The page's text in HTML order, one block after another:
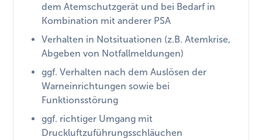
dem Atemschutzgerät und bei Bedarf in
Kombination mit anderer PSA
Verhalten in Notsituationen (z.B. Atemkrise,
Abgeben von Notfallmeldungen)
ggf. Verhalten nach dem Auslösen der
Warneinrichtungen sowie bei
Funktionsstörung
ggf. richtiger Umgang mit
Druckluftzuführungsschläuchen